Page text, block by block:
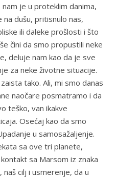
je u proteklim danima,
dušu, pritisnulo nas,
ili daleke prošlosti i što
čini da smo propustili neke
deluje nam kao da je sve
za neke životne situacije.
tako. Ali, mi smo danas
naočare posmatramo i da
teško, van ikakve
Osećaj kao da smo
u samosažaljenje.
sa ove tri planete,
sa Marsom iz znaka
cilj i usmerenje, da u